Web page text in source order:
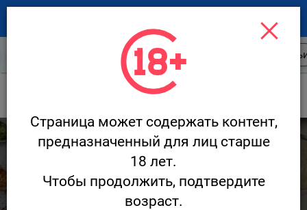
Новости ресторанов
Страница может содержать контент,
предназначенный для лиц старше
18 лет.
Чтобы продолжить, подтвердите
возраст.